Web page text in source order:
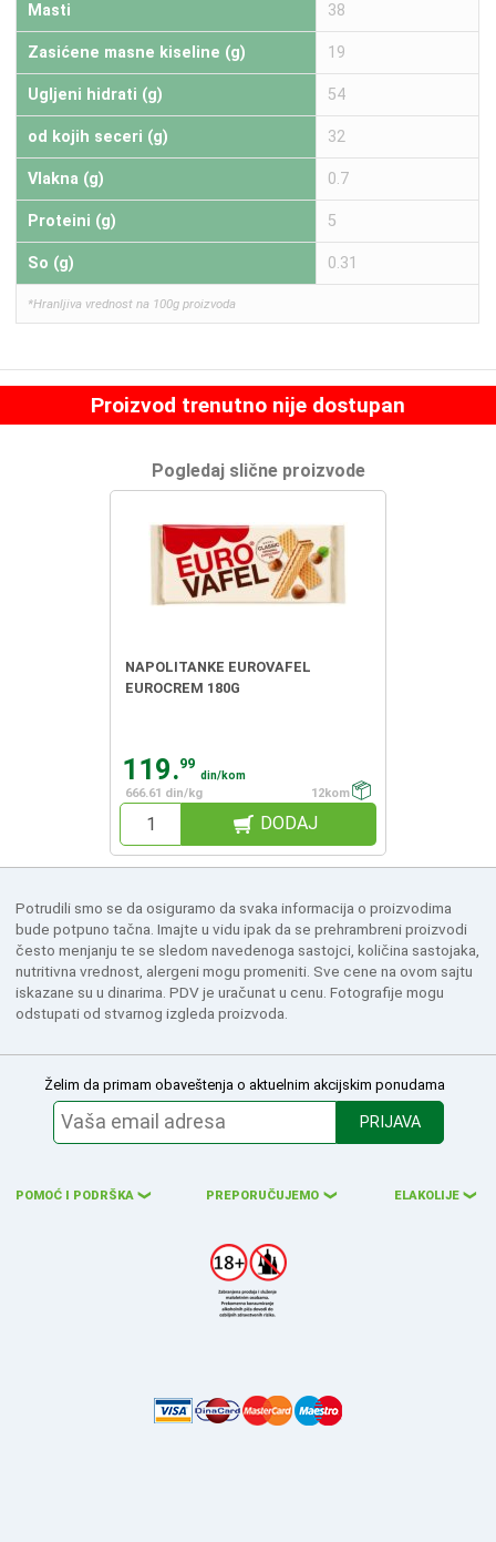
Masti 38
Zasićene masne kiseline (g) 19
Ugljeni hidrati (g) 54
od kojih seceri (g) 32
Vlakna (g) 0.7
Proteini (g) 5
So (g) 0.31
*Hranljiva vrednost na 100g proizvoda
Proizvod trenutno nije dostupan
Pogledaj slične proizvode
NAPOLITANKE EUROVAFEL
EUROCREM 180G
119.99
din/kom
666.61 din/kg
12kom
DODAJ
Potrudili smo se da osiguramo da svaka informacija o proizvodima
bude potpuno tačna. Imajte u vidu ipak da se prehrambreni proizvodi
često menjanju te se sledom navedenoga sastojci, količina sastojaka,
nutritivna vrednost, alergeni mogu promeniti. Sve cene na ovom sajtu
iskazane su u dinarima. PDV je uračunat u cenu. Fotografije mogu
odstupati od stvarnog izgleda proizvoda.
Želim da primam obaveštenja o aktuelnim akcijskim ponudama
PRIJAVA
POMOĆ I PODRŠKA ❮ PREPORUČUJEMO ❮ ELAKOLIJE ❮